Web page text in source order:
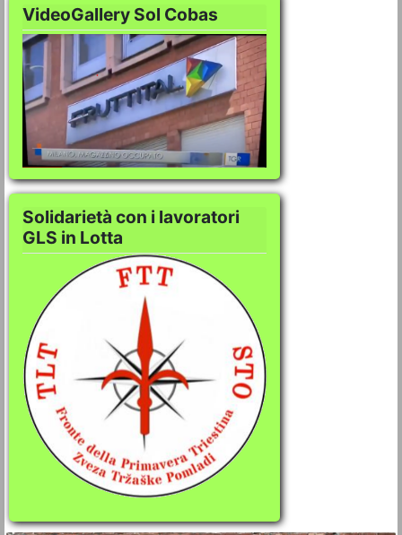
VideoGallery Sol Cobas
VideoGallery Sol
Solidarietà con i lavoratori
GLS in Lotta